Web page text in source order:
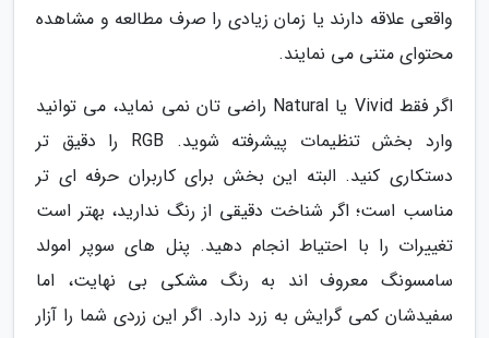
واقعی علاقه دارند یا زمان زیادی را صرف مطالعه و مشاهده
محتوای متنی می نمایند.
اگر فقط Vivid یا Natural راضی تان نمی نماید، می توانید
وارد بخش تنظیمات پیشرفته شوید. RGB را دقیق تر
دستکاری کنید. البته این بخش برای کاربران حرفه ای تر
مناسب است؛ اگر شناخت دقیقی از رنگ ندارید، بهتر است
تغییرات را با احتیاط انجام دهید. پنل های سوپر امولد
سامسونگ معروف اند به رنگ مشکی بی نهایت، اما
سفیدشان کمی گرایش به زرد دارد. اگر این زردی شما را آزار